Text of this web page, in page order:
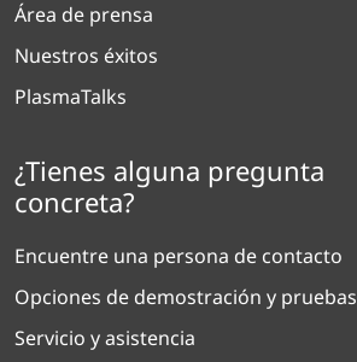
Área de prensa
Nuestros éxitos
PlasmaTalks
¿Tienes alguna pregunta
concreta?
Encuentre una persona de contacto
Opciones de demostración y pruebas
Servicio y asistencia